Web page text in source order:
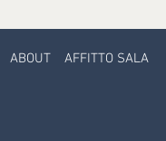
ABOUT AFFITTO SALA